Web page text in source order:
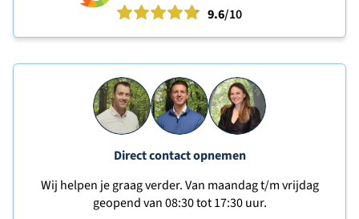
9.6/10
Direct contact opnemen
Wij helpen je graag verder. Van maandag t/m vrijdag
geopend van 08:30 tot 17:30 uur.